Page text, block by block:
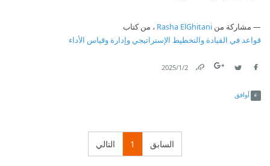
مشاركة من Rasha ElGhitani ، من كتاب
قواعد في القيادة والتخطيط الإستراتيجي وإدارة وقياس الأداء
2‏/1‏/2025
أوافق
السابق 1 التالي